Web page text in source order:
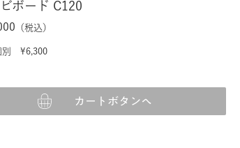
ボード C120
（税込）
別 ¥6,300
カートボタンへ